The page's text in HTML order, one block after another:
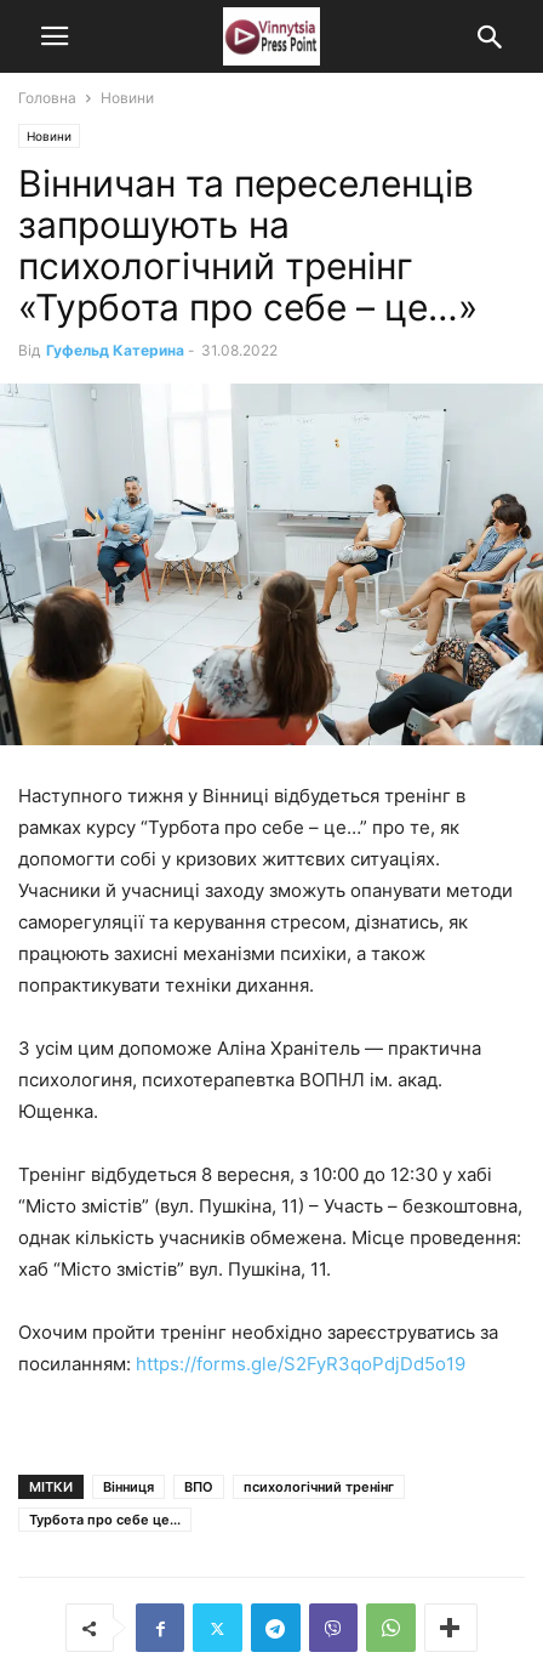
Головна Новини
Новини
Вінничан та переселенців
запрошують на
психологічний тренінг
«Турбота про себе – це…»
Від Гуфельд Катерина - 31.08.2022
Наступного тижня у Вінниці відбудеться тренінг в
рамках курсу “Турбота про себе – це…” про те, як
допомогти собі у кризових життєвих ситуаціях.
Учасники й учасниці заходу зможуть опанувати методи
саморегуляції та керування стресом, дізнатись, як
працюють захисні механізми психіки, а також
попрактикувати техніки дихання.
З усім цим допоможе Аліна Хранітель — практична
психологиня, психотерапевтка ВОПНЛ ім. акад.
Ющенка.
Тренінг відбудеться 8 вересня, з 10:00 до 12:30 у хабі
“Місто змістів” (вул. Пушкіна, 11) – Участь – безкоштовна,
однак кількість учасників обмежена. Місце проведення:
хаб “Місто змістів” вул. Пушкіна, 11.
Охочим пройти тренінг необхідно зареєструватись за
посиланням: https://forms.gle/S2FyR3qoPdjDd5o19
МІТКИ Вінниця ВПО
психологічний тренінг
Турбота про себе це...